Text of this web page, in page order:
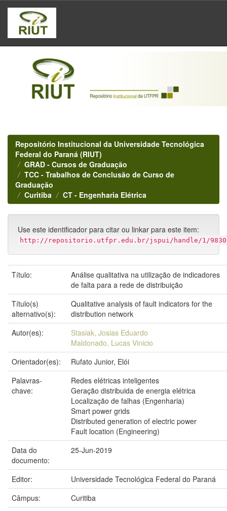
Skip
navigation
Repositório Institucional da Universidade Tecnológica
Federal do Paraná (RIUT)
GRAD - Cursos de Graduação
TCC - Trabalhos de Conclusão de Curso de
Graduação
Curitiba
CT - Engenharia Elétrica
Use este identificador para citar ou linkar para este item:
http://repositorio.utfpr.edu.br/jspui/handle/1/9830
Título:
Análise qualitativa na utilização de indicadores
de falta para a rede de distribuição
Título(s)
alternativo(s):
Qualitative analysis of fault indicators for the
distribution network
Autor(es):
Stasiak, Josias Eduardo
Maldonado, Lucas Vinicio
Orientador(es):
Rufato Junior, Elói
Palavras-
chave:
Redes elétricas inteligentes
Geração distribuida de energia elétrica
Localização de falhas (Engenharia)
Smart power grids
Distributed generation of electric power
Fault location (Engineering)
Data do
documento:
25-Jun-2019
Editor:
Universidade Tecnológica Federal do Paraná
Câmpus:
Curitiba